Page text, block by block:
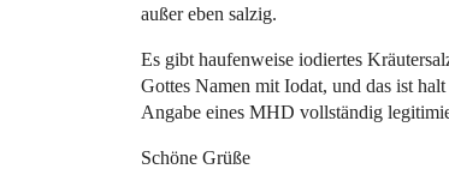
außer eben salzig.
Es gibt haufenweise iodiertes
Gottes Namen mit Iodat, und das ist
Angabe eines MHD vollständig
Schöne Grüße